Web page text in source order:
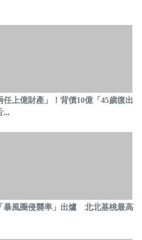
上億財產」！背債10億「45歲復出
...
暴風圈侵襲率」出爐 北北基桃最高